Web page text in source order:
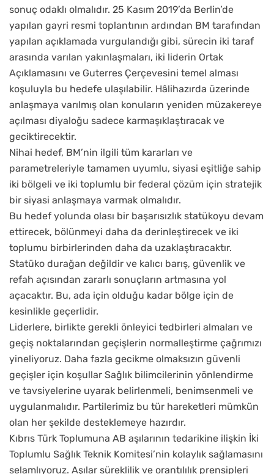
sonuç odaklı olmalıdır. 25 Kasım 2019’da Berlin’de
yapılan gayri resmi toplantının ardından BM tarafından
yapılan açıklamada vurgulandığı gibi, sürecin iki taraf
arasında varılan yakınlaşmaları, iki liderin Ortak
Açıklamasını ve Guterres Çerçevesini temel alması
koşuluyla bu hedefe ulaşılabilir. Hâlihazırda üzerinde
anlaşmaya varılmış olan konuların yeniden müzakereye
açılması diyaloğu sadece karmaşıklaştıracak ve
geciktirecektir.
Nihai hedef, BM’nin ilgili tüm kararları ve
parametreleriyle tamamen uyumlu, siyasi eşitliğe sahip
iki bölgeli ve iki toplumlu bir federal çözüm için stratejik
bir siyasi anlaşmaya varmak olmalıdır.
Bu hedef yolunda olası bir başarısızlık statükoyu devam
ettirecek, bölünmeyi daha da derinleştirecek ve iki
toplumu birbirlerinden daha da uzaklaştıracaktır.
Statüko durağan değildir ve kalıcı barış, güvenlik ve
refah açısından zararlı sonuçların artmasına yol
açacaktır. Bu, ada için olduğu kadar bölge için de
kesinlikle geçerlidir.
Liderlere, birlikte gerekli önleyici tedbirleri almaları ve
geçiş noktalarından geçişlerin normalleştirme çağrımızı
yineliyoruz. Daha fazla gecikme olmaksızın güvenli
geçişler için koşullar Sağlık bilimcilerinin yönlendirme
ve tavsiyelerine uyarak belirlenmeli, benimsenmeli ve
uygulanmalıdır. Partilerimiz bu tür hareketleri mümkün
olan her şekilde desteklemeye hazırdır.
Kıbrıs Türk Toplumuna AB aşılarının tedarikine ilişkin İki
Toplumlu Sağlık Teknik Komitesi’nin kolaylık sağlamasını
selamlıyoruz. Aşılar süreklilik ve orantılılık prensipleri